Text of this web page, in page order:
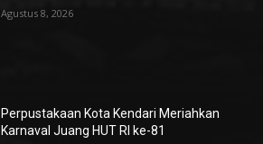
Agustus 8, 2026
Perpustakaan Kota Kendari Meriahkan
Karnaval Juang HUT RI ke-81